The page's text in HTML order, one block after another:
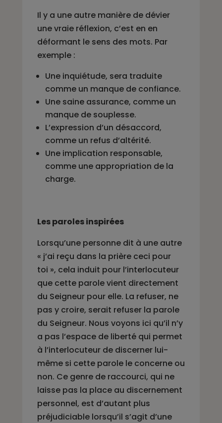
Il y a une autre manière de dévier
une vraie réflexion, c’est en en
déformant le sens des mots. Par
exemple :
Une inquiétude, sera traduite
comme un manque de confiance.
Une saine assurance, comme un
manque de souplesse.
L’expression d’un désaccord,
comme un refus d’altérité.
Une implication responsable,
comme une appropriation de la
charge.
Les paroles inspirées
Lorsqu’une personne dit à une autre
« j’ai reçu dans la prière ceci pour
toi », cela induit pour l’interlocuteur
que cette parole vient directement
du Seigneur pour elle. La refuser, ne
pas y croire, serait refuser la parole
du Seigneur. Nous voyons ici qu’il n’y
a pas l’espace de liberté qui permet
à l’interlocuteur de discerner lui-
même si cette parole le concerne ou
non. Ce genre de raccourci, qui ne
laisse pas la place au discernement
personnel, est d’autant plus
préjudiciable lorsqu’il s’agit d’une